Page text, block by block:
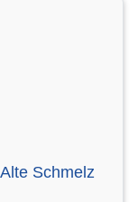
Schmelz